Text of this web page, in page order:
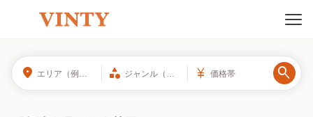
location_on category currency_yen search